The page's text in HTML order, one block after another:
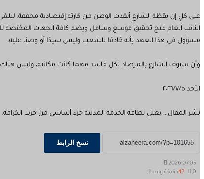
على كلٍ إن يقظة الشارع أنقذت الوطن من كارثة إقتصادية محققة.
النائب العام فتح تحقيق موسع وشامل ويضم كافة الجهات المختصة
مسؤول في هذا العهد بأنه خادمًا للشعب وليس سيدًا أو وصيًا عليه.
وأن سيوف الشارع بالمرصاد لكل فاسد مهما كانت مكانته، وليس هناك
الأحد ٢٠٢٦/٧/٥
نشر المقال… يعني نظافة الخدمة المدنية جزء أساسي من حرب الكرامة.
نسخ الرابط
2026-07-05
0
47دقيقة واحدة